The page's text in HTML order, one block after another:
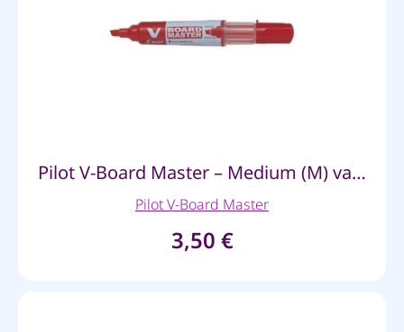
Pilot V-Board Master – Medium (M) valge tahvli marker (punane)
Pilot V-Board Master
3,50 €